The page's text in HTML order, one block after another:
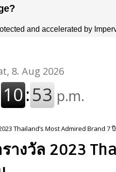
Thailand’s Most Admired Brand 7
งวัล 2023